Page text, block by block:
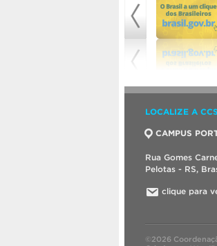
LOCALIZE A CCS
CAMPUS
Rua Gomes
Pelotas - RS,
clique para
©2026